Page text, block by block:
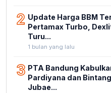
2 Update Harga BBM
Pertamax Turbo,
Turu...
1 bulan yang lalu
3 PTA Bandung
Pardiyana dan
Jubae...